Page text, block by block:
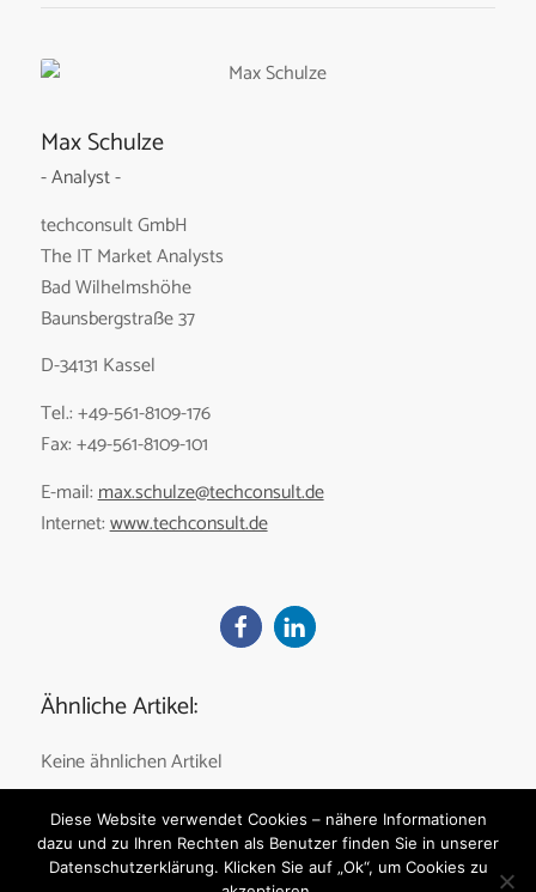
Max Schulze
- Analyst -
techconsult GmbH
The IT Market Analysts
Bad Wilhelmshöhe
Baunsbergstraße 37
D-34131 Kassel
Tel.: +49-561-8109-176
Fax: +49-561-8109-101
E-mail:max.schulze@techconsult.de
Internet:www.techconsult.de
Ähnliche Artikel:
Keine ähnlichen Artikel
Diese Website verwendet Cookies – nähere Informationen
dazu und zu Ihren Rechten als Benutzer finden Sie in unserer
Datenschutzerklärung. Klicken Sie auf „Ok“, um Cookies zu